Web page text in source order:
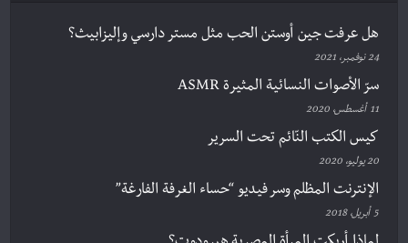
هل عرفت جين أوستن الحب مثل مستر دارسي وإليزابيث؟
24 نوفمبر، 2021
سرّ الأصوات النسائية المثيرة ASMR
11 أغسطس، 2020
كيس الكتب النّائم تحت السرير
20 يوليو، 2020
الإنترنت المظلم وسر فيديو “حساء الغرفة الفارغة”
5 أبريل، 2018